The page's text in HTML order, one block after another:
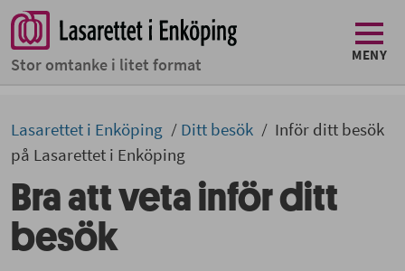
Stor omtanke i litet format MENY
Lasarettet i Enköping Ditt besök
Inför ditt besök
på Lasarettet i Enköping
Bra att veta inför ditt
besök